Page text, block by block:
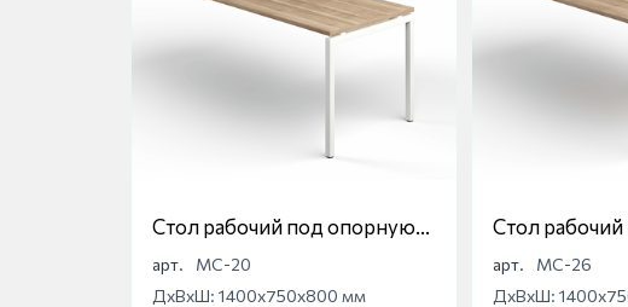
Стол рабочий под опорную
тумбу на П-образной опоре
Магна МС-20
арт.
МС-20
ДхВхШ: 1400x750x800 мм
Стол
тумбу на О-
Магна МС-26
арт.
МС-26
ДхВхШ: